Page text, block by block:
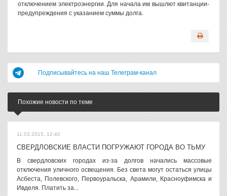
отключением электроэнергии. Для начала им вышлют квитанции-
предупреждения с указанием суммы долга.
Подписывайтесь на наш Телеграм-канал
Похожие новости по теме
11.03.2015, 12:40
СВЕРДЛОВСКИЕ ВЛАСТИ ПОГРУЖАЮТ ГОРОДА ВО ТЬМУ
В свердловских городах из-за долгов начались массовые
отключения уличного освещения. Без света могут остаться улицы
Асбеста, Полевского, Первоуральска, Арамили, Красноуфимска и
Ивделя. Платить за...